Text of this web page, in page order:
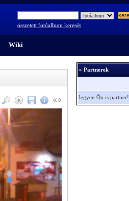
összetett fotóalbum keresés
Wiki
» Partnerek
legyen Ön is partner!